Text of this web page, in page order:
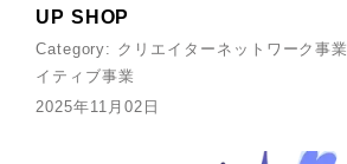
UP SHOP
Category: クリエイターネットワーク事業
イティブ事業
2025年11月02日